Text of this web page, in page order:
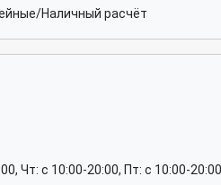
Наличный расчёт
Чт: c 10:00-20:00, Пт: c 10:00-